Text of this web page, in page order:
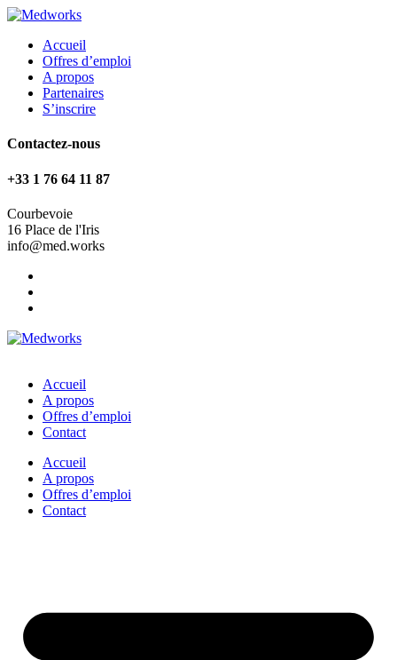
Accueil
Offres d’emploi
A propos
Partenaires
S’inscrire
Contactez-nous
+33 1 76 64 11 87
Courbevoie
16 Place de l'Iris
info@med.works
Accueil
A propos
Offres d’emploi
Contact
Accueil
A propos
Offres d’emploi
Contact